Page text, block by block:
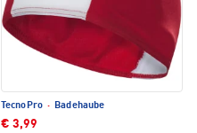
TecnoPro · Badehaube
€ 3,99